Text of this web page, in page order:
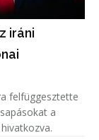
iráni
felfüggesztette
a